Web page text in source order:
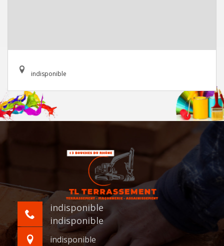
indisponible
indisponible
indisponible
indisponible